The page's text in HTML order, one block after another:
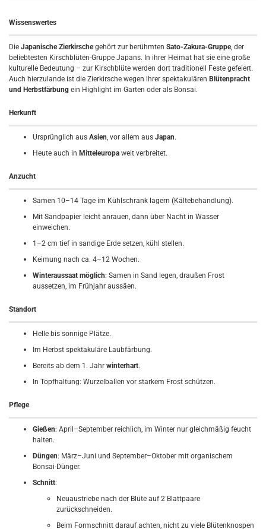
Wissenswertes
Die Japanische Zierkirschegehört zur berühmten Sato-Zakura-Gruppe, der
beliebtesten Kirschblüten-Gruppe Japans. In ihrer Heimat hat sie eine große
kulturelle Bedeutung – zur Kirschblüte werden dort traditionell Feste gefeiert.
Auch hierzulande ist die Zierkirsche wegen ihrer spektakulären Blütenpracht
und Herbstfärbung ein Highlight im Garten oder als Bonsai.
Herkunft
Ursprünglich aus Asien, vor allem aus Japan.
Heute auch in Mitteleuropa weit verbreitet.
Anzucht
Samen 10–14 Tage im Kühlschrank lagern (Kältebehandlung).
Mit Sandpapier leicht anrauen, dann über Nacht in Wasser
einweichen.
1–2 cm tief in sandige Erde setzen, kühl stellen.
Keimung nach ca. 4–12 Wochen.
Winteraussaat möglich: Samen in Sand legen, draußen Frost
aussetzen, im Frühjahr aussäen.
Standort
Helle bis sonnige Plätze.
Im Herbst spektakuläre Laubfärbung.
Bereits ab dem 1. Jahr winterhart.
In Topfhaltung: Wurzelballen vor starkem Frost schützen.
Pflege
Gießen: April–September reichlich, im Winter nur gleichmäßig feucht
halten.
Düngen: März–Juni und September–Oktober mit organischem
Bonsai-Dünger.
Schnitt:
Neuaustriebe nach der Blüte auf 2 Blattpaare
zurückschneiden.
Beim Formschnitt darauf achten, nicht zu viele Blütenknospen